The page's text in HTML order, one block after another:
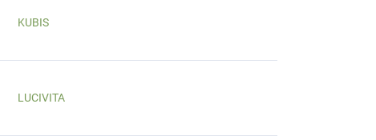
KUBIS
LUCIVITA